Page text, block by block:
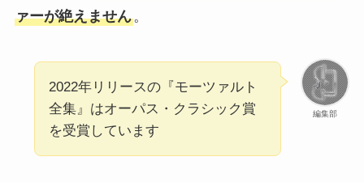
ァーが絶えません。
編集部
2022年リリースの『モーツァルト
全集』はオーパス・クラシック賞
を受賞しています